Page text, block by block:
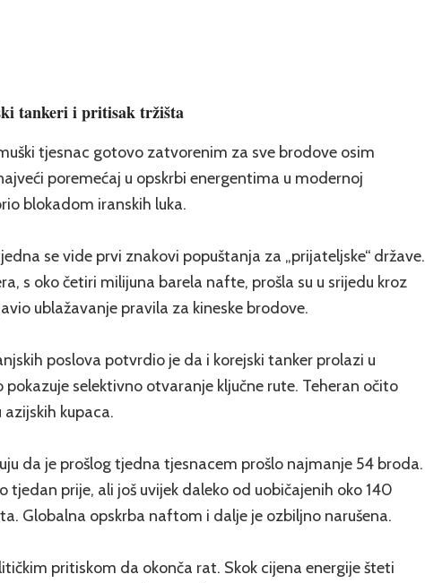
tankeri i pritisak tržišta
tjesnac gotovo zatvorenim za sve brodove osim
poremećaj u opskrbi energentima u modernoj
blokadom iranskih luka.
se vide prvi znakovi popuštanja za „prijateljske“ države.
s oko četiri milijuna barela nafte, prošla su u srijedu kroz
ublažavanje pravila za kineske brodove.
poslova potvrdio je da i korejski tanker prolazi u
pokazuje selektivno otvaranje ključne rute. Teheran očito
kupaca.
da je prošlog tjedna tjesnacem prošlo najmanje 54 broda.
tjedan prije, ali još uvijek daleko od uobičajenih oko 140
Globalna opskrba naftom i dalje je ozbiljno narušena.
pritiskom da okonča rat. Skok cijena energije šteti